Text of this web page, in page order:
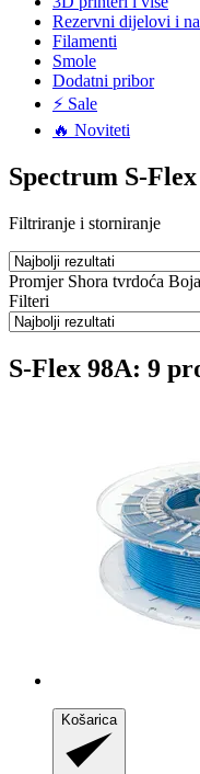
Rezervni dijelovi i
Filamenti
Smole
Dodatni pribor
⚡ Sale
🔥 Noviteti
Spectrum S-
Filtriranje i storniranje
Promjer Shora tvrdoća Boja
Filteri
S-Flex 98A: 9
Košarica